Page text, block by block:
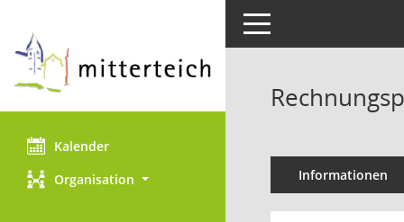
Kalender
Organisation
Toggle navigation
Informationen